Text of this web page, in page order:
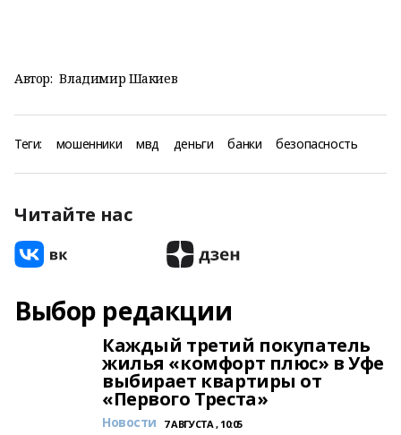
Автор: Владимир Шакиев
Теги: мошенники мвд деньги банки безопасность
Читайте нас
Выбор редакции
Каждый третий покупатель
жилья «комфорт плюс» в Уфе
выбирает квартиры от
«Первого Треста»
Новости 7 АВГУСТА , 10:05